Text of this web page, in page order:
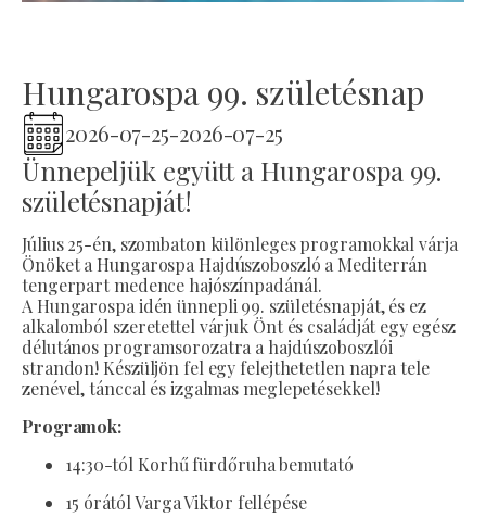
Hungarospa 99. születésnap
2026-07-25-2026-07-25
Ünnepeljük együtt a Hungarospa 99.
születésnapját!
Július 25-én, szombaton különleges programokkal várja
Önöket a Hungarospa Hajdúszoboszló a Mediterrán
tengerpart medence hajószínpadánál.
A Hungarospa idén ünnepli 99. születésnapját, és ez
alkalomból szeretettel várjuk Önt és családját egy egész
délutános programsorozatra a hajdúszoboszlói
strandon! Készüljön fel egy felejthetetlen napra tele
zenével, tánccal és izgalmas meglepetésekkel!
Programok:
14:30-tól Korhű fürdőruha bemutató
15 órától Varga Viktor fellépése